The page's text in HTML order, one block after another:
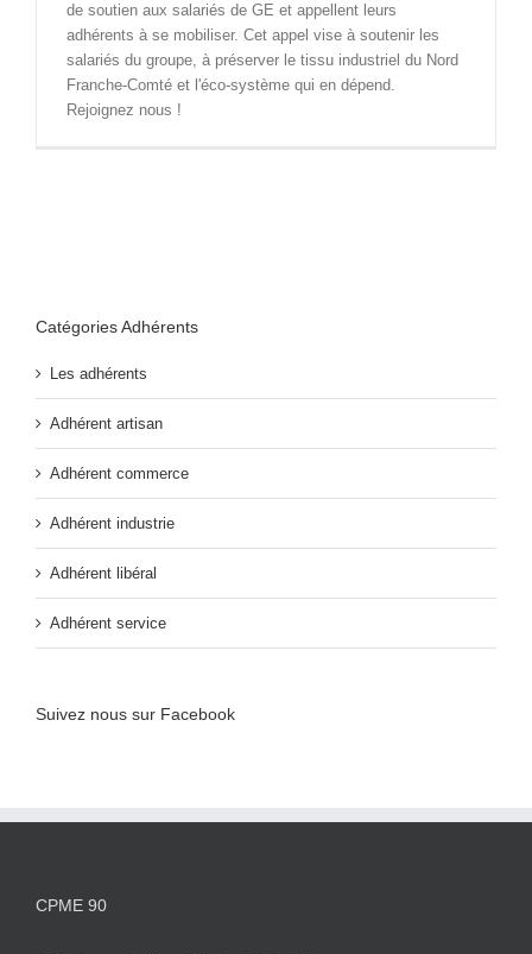
de soutien aux salariés de GE et appellent leurs
adhérents à se mobiliser. Cet appel vise à soutenir les
salariés du groupe, à préserver le tissu industriel du Nord
Franche-Comté et l'éco-système qui en dépend.
Rejoignez nous !
Catégories Adhérents
Les adhérents
Adhérent artisan
Adhérent commerce
Adhérent industrie
Adhérent libéral
Adhérent service
Suivez nous sur Facebook
CPME 90